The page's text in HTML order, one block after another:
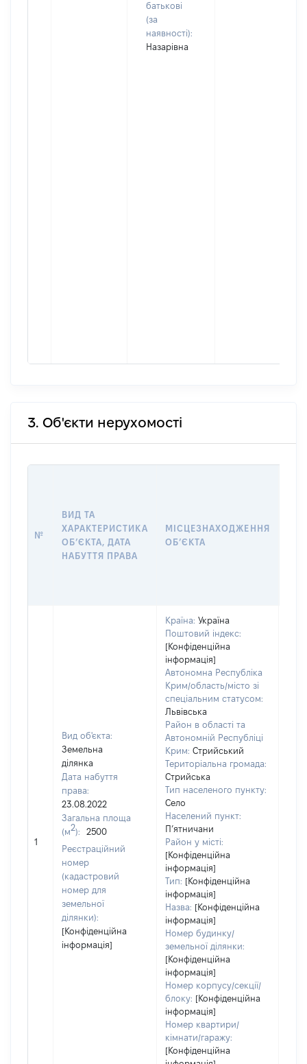
батькові
(за
наявності):
Назарівна
3. Об'єкти нерухомості
№
ВИД ТА
ХАРАКТЕРИСТИКА
ОБʼЄКТА, ДАТА
НАБУТТЯ ПРАВА
МІСЦЕЗНАХОДЖЕННЯ
ОБʼЄКТА
1
Вид об'єкта:
Земельна
ділянка
Дата набуття
права:
23.08.2022
Загальна площа
(м2):
2500
Реєстраційний
номер
(кадастровий
номер для
земельної
ділянки):
[Конфіденційна
інформація]
Країна: Україна
Поштовий індекс:
[Конфіденційна
інформація]
Автономна Республіка
Крим/область/місто зі
спеціальним статусом:
Львівська
Район в області та
Автономній Республіці
Крим: Стрийський
Територіальна громада:
Стрийська
Тип населеного пункту:
Село
Населений пункт:
П’ятничани
Район у місті:
[Конфіденційна
інформація]
Тип: [Конфіденційна
інформація]
Назва: [Конфіденційна
інформація]
Номер будинку/
земельної ділянки:
[Конфіденційна
інформація]
Номер корпусу/секції/
блоку: [Конфіденційна
інформація]
Номер квартири/
кімнати/гаражу:
[Конфіденційна